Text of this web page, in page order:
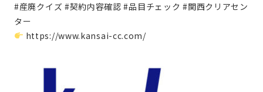
#産廃クイズ #契約内容確認 #品目チェック #関西クリアセン
ター
https://www.kansai-cc.com/